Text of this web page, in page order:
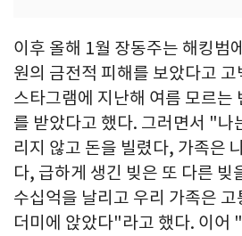
이후 올해 1월 장동주는 해킹범
원의 금전적 피해를 보았다고
스타그램에 지난해 여름 모르는
를 받았다고 했다. 그러면서 "나
리지 않고 돈을 빌렸다, 가족은
다, 급하게 생긴 빚은 또 다른 빚
수십억을 날리고 우리 가족은
더미에 앉았다"라고 했다. 이어